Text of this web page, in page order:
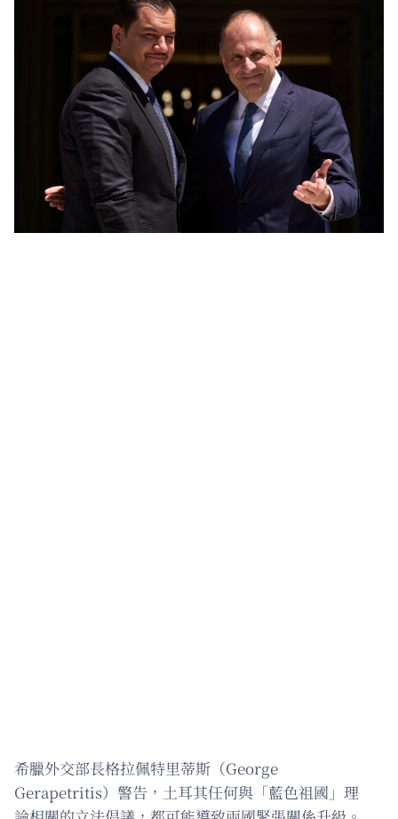
希臘外交部長格拉佩特里蒂斯（George
Gerapetritis）警告，土耳其任何與「藍色祖國」理